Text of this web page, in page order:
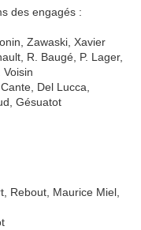
des engagés :
Zawaski, Xavier
R. Baugé, P. Lager,
Del Lucca,
Gésuatot
Rebout, Maurice Miel,